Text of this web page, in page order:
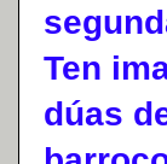
Ten
dúas